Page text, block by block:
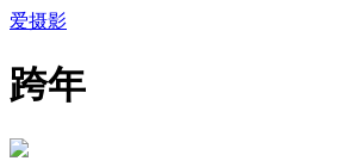
爱摄影
跨年